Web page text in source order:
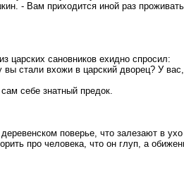
- Вам приходится иной раз
царских сановников ехидно спросил:
вы стали вхожи в царский дворец? У
себе знатный предок.
поверье, что залезают в
про человека, что он глуп, а